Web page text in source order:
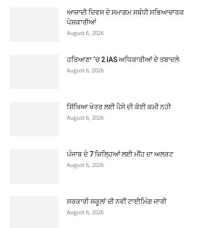
ਆਜ਼ਾਦੀ ਦਿਵਸ ਦੇ ਸਮਾਗਮ ਸਬੰਧੀ ਸਭਿਆਚਾਰਕ
ਪੇਸ਼ਕਾਰੀਆਂ
August 6, 2026
ਹਰਿਆਣਾ ‘ਚ 2 IAS ਅਧਿਕਾਰੀਆਂ ਦੇ ਤਬਾਦਲੇ
August 6, 2026
ਸਿੱਖਿਆ ਖੇਤਰ ਲਈ ਪੈਸੇ ਦੀ ਕੋਈ ਕਮੀ ਨਹੀ
August 6, 2026
ਪੰਜਾਬ ਦੇ 7 ਜ਼ਿਲ੍ਹਿਆਂ ਲਈ ਮੀਂਹ ਦਾ ਅਲਰਟ
August 6, 2026
ਸਰਕਾਰੀ ਸਕੂਲਾਂ ਦੀ ਨਵੀਂ ਟਾਈਮਿੰਗ ਜਾਰੀ
August 6, 2026